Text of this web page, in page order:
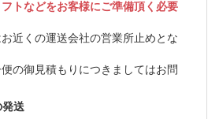
トなどをお客様にご準備頂く必要
近くの運送会社の営業所止めとな
の御見積もりにつきましてはお問
送